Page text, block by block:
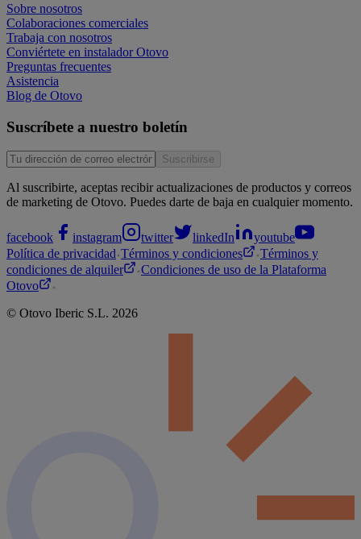
Sobre nosotros
Colaboraciones comerciales
Trabaja con nosotros
Conviértete en instalador Otovo
Preguntas frecuentes
Asistencia
Blog de Otovo
Suscríbete a nuestro boletín
Suscribirse
Al suscribirte, aceptas recibir actualizaciones de productos y correos
de marketing de Otovo. Puedes darte de baja en cualquier momento.
facebook instagram twitter linkedIn
youtube
Política de privacidad Términos y condiciones
Términos y
condiciones de alquiler
Condiciones de uso de la Plataforma
Otovo
© Otovo Iberic S.L. 2026